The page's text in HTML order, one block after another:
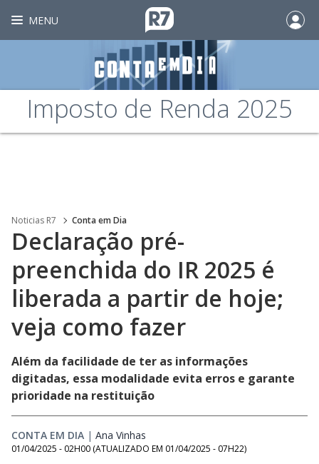
MENU
Imposto de Renda 2025
Noticias R7 Conta em Dia
Declaração pré-
preenchida do IR 2025 é
liberada a partir de hoje;
veja como fazer
Além da facilidade de ter as informações
digitadas, essa modalidade evita erros e garante
prioridade na restituição
CONTA EM DIA | Ana Vinhas
01/04/2025 - 02H00 (ATUALIZADO EM 01/04/2025 - 07H22)